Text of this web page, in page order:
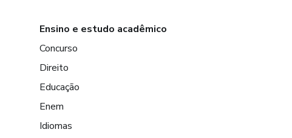
Ensino e estudo acadêmico
Concurso
Direito
Educação
Enem
Idiomas